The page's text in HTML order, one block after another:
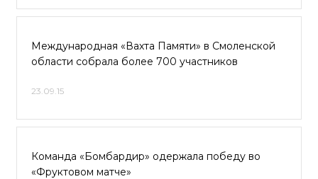
Международная «Вахта Памяти» в Смоленской
области собрала более 700 участников
23.09.15
Команда «Бомбардир» одержала победу во
«Фруктовом матче»